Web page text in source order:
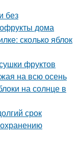
без
дома
сколько яблок
фруктов
на всю осень
на солнце в
срок